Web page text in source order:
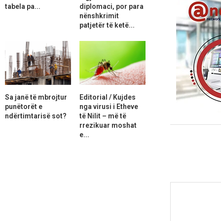
tabela pa...
diplomaci, por para
nënshkrimit
patjetër të ketë...
Sa janë të mbrojtur
punëtorët e
ndërtimtarisë sot?
Editorial / Kujdes
nga virusi i Etheve
të Nilit – më të
rrezikuar moshat
e...